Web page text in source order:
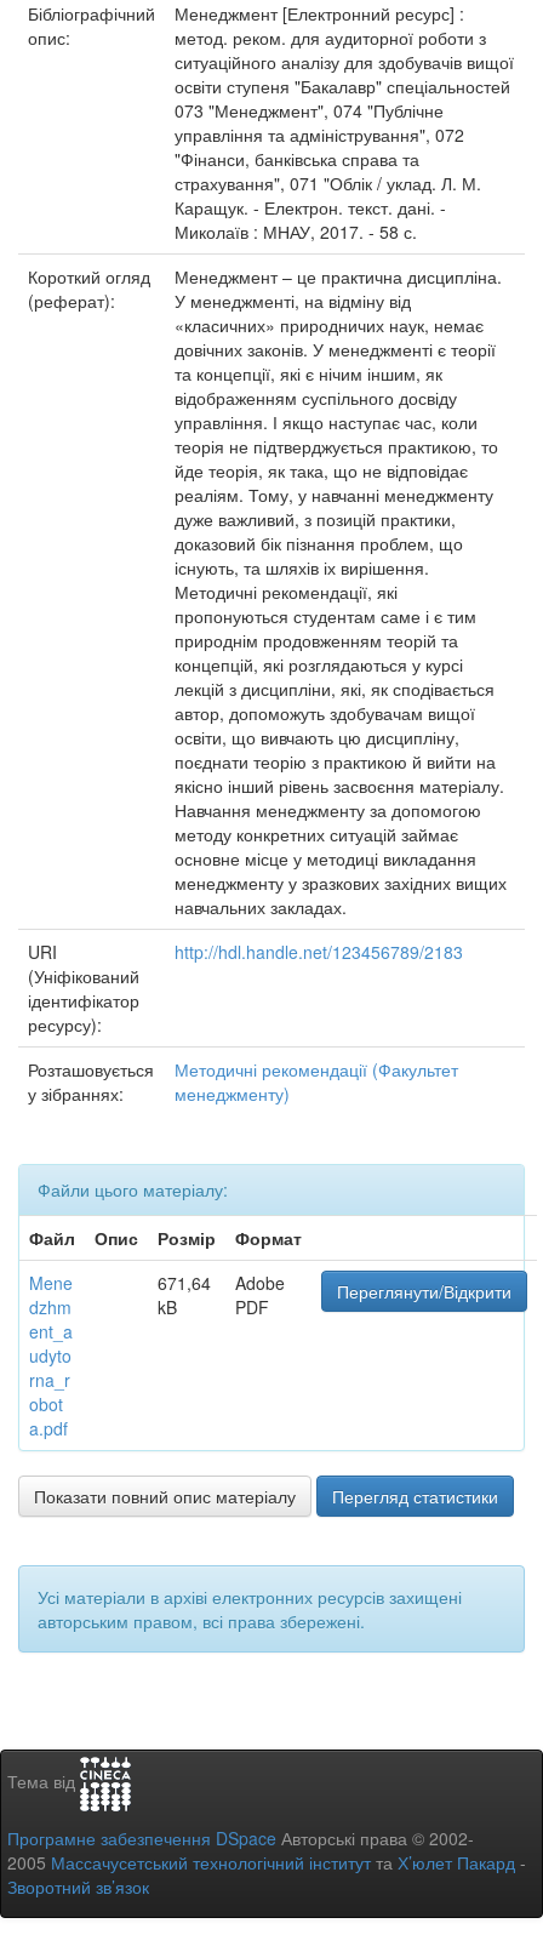
Бібліографічний
опис:
Менеджмент [Електронний ресурс] :
метод. реком. для аудиторної роботи з
ситуаційного аналізу для здобувачів вищої
освіти ступеня "Бакалавр" спеціальностей
073 "Менеджмент", 074 "Публічне
управління та адміністрування", 072
"Фінанси, банківська справа та
страхування", 071 "Облік / уклад. Л. М.
Каращук. - Електрон. текст. дані. -
Миколаїв : МНАУ, 2017. - 58 с.
Короткий огляд
(реферат):
Менеджмент – це практична дисципліна.
У менеджменті, на відміну від
«класичних» природничих наук, немає
довічних законів. У менеджменті є теорії
та концепції, які є нічим іншим, як
відображенням суспільного досвіду
управління. І якщо наступає час, коли
теорія не підтверджується практикою, то
йде теорія, як така, що не відповідає
реаліям. Тому, у навчанні менеджменту
дуже важливий, з позицій практики,
доказовий бік пізнання проблем, що
існують, та шляхів іх вирішення.
Методичні рекомендації, які
пропонуються студентам саме і є тим
природнім продовженням теорій та
концепцій, які розглядаються у курсі
лекцій з дисципліни, які, як сподівається
автор, допоможуть здобувачам вищої
освіти, що вивчають цю дисципліну,
поєднати теорію з практикою й вийти на
якісно інший рівень засвоєння матеріалу.
Навчання менеджменту за допомогою
методу конкретних ситуацій займає
основне місце у методиці викладання
менеджменту у зразкових західних вищих
навчальних закладах.
URI
(Уніфікований
ідентифікатор
ресурсу):
http://hdl.handle.net/123456789/2183
Розташовується
у зібраннях:
Методичні рекомендації (Факультет
менеджменту)
Файли цього матеріалу:
Файл
Опис Розмір
Формат
Mene
dzhm
ent_a
udyto
rna_r
obot
a.pdf
671,64
kB
Adobe
PDF
Переглянути/Відкрити
Показати повний опис матеріалу Перегляд статистики
Усі матеріали в архіві електронних ресурсів захищені
авторським правом, всі права збережені.
Тема від
Програмне забезпечення DSpace Авторські права © 2002-
2005 Массачусетський технологічний інститутта Х’юлет Пакард -
Зворотний зв’язок